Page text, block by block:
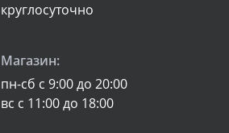
круглосуточно
Магазин:
пн-сб с 9:00 до 20:00
вс с 11:00 до 18:00